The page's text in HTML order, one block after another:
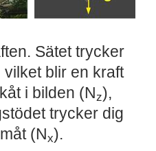
Sätet trycker
blir en kraft
i bilden (Nz),
trycker dig
(Nx).